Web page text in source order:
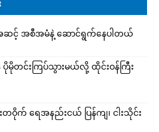
ဆင့် အစီအမံနဲ့ ဆောင်ရွက်နေပါတယ်
မိုတင်းကြပ်သွားမယ်လို့ ထိုင်းဝန်ကြီး
ဝိုက် ရေအနည်းငယ် ပြန်ကျ၊ ငါးသိုင်း